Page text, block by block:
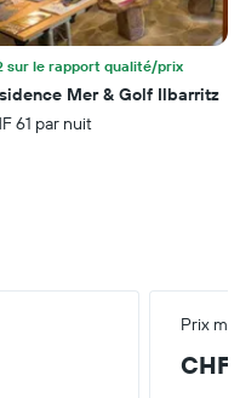
sur le rapport qualité/prix
Mer & Golf Ilbarritz
61 par nuit
Prix
CHF